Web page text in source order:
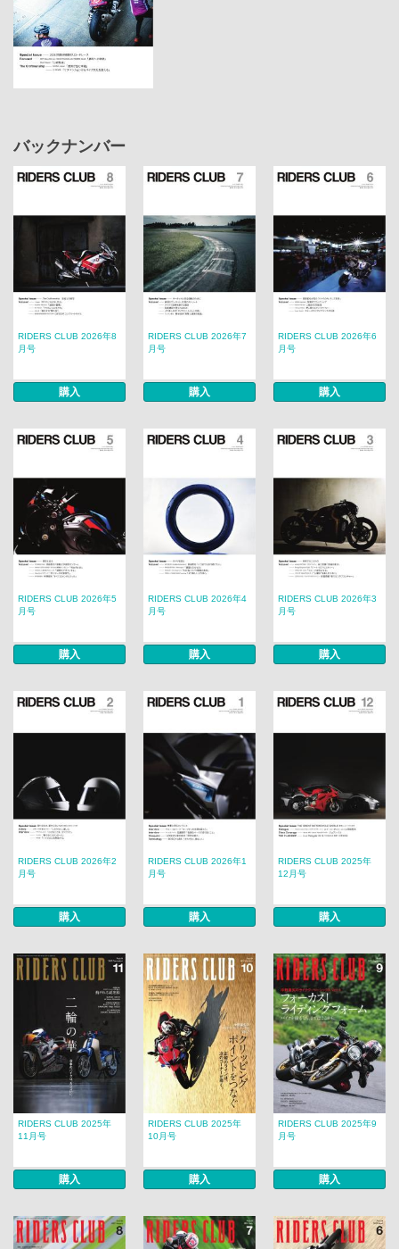
バックナンバー
RIDERS CLUB 2026年8
月号
購入
RIDERS CLUB 2026年7
月号
購入
RIDERS CLUB 2026年6
月号
購入
RIDERS CLUB 2026年5
月号
購入
RIDERS CLUB 2026年4
月号
購入
RIDERS CLUB 2026年3
月号
購入
RIDERS CLUB 2026年2
月号
購入
RIDERS CLUB 2026年1
月号
購入
RIDERS CLUB 2025年
12月号
購入
RIDERS CLUB 2025年
11月号
購入
RIDERS CLUB 2025年
10月号
購入
RIDERS CLUB 2025年9
月号
購入